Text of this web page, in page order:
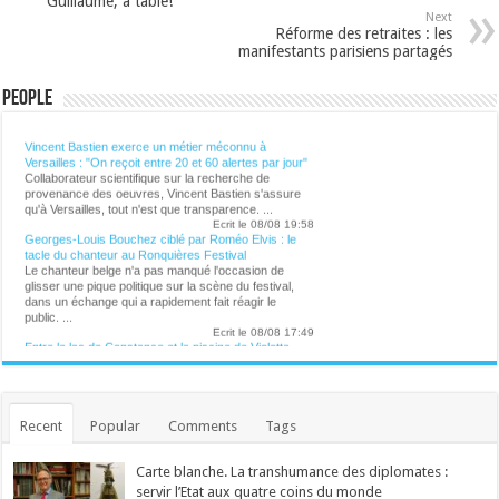
Next
Réforme des retraites : les
manifestants parisiens partagés
People
Lalibre.be - CULTURE
Vincent Bastien exerce un métier méconnu à
Versailles : "On reçoit entre 20 et 60 alertes par jour"
Collaborateur scientifique sur la recherche de
provenance des oeuvres, Vincent Bastien s'assure
qu'à Versailles, tout n'est que transparence. ...
Ecrit le 08/08 19:58
Georges-Louis Bouchez ciblé par Roméo Elvis : le
tacle du chanteur au Ronquières Festival
Le chanteur belge n'a pas manqué l'occasion de
glisser une pique politique sur la scène du festival,
dans un échange qui a rapidement fait réagir le
public. ...
Entre le lac de Constance et la piscine de Violetta
la chanteuse néerlandaise était particulièrement
Ecrit le 08/08 14:21
Virginie Efira honorée au festival de Locarno : " Un
regard neuf qui ne cesse de se réinventer"
L'actrice belgo-française Virginie Efira a reçu
vendredi soir le Leopard Club Award dans le cadre du
Recent Popular Comments Tags
Carte blanche. La transhumance des diplomates :
servir l’Etat aux quatre coins du monde